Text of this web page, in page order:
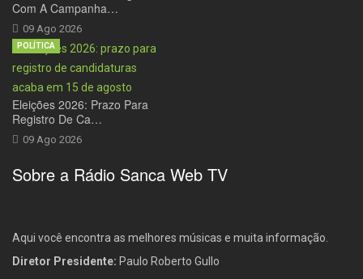
Com A Campanha…
09 Ago 2026
Eleições 2026: Prazo Para
Registro De Ca…
09 Ago 2026
POLÍTICA
Sobre a Rádio Sanca Web TV
Aqui você encontra as melhores músicas e muita informação.
Diretor Presidente: Paulo Roberto Gullo